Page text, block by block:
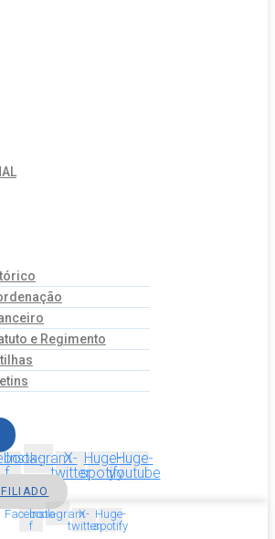
e Regimento
f
InstagramX-
twitter
Huge-
spotify
Huge-
youtube
Facebook-
f
InstagramX-
twitter
Huge-
spotify